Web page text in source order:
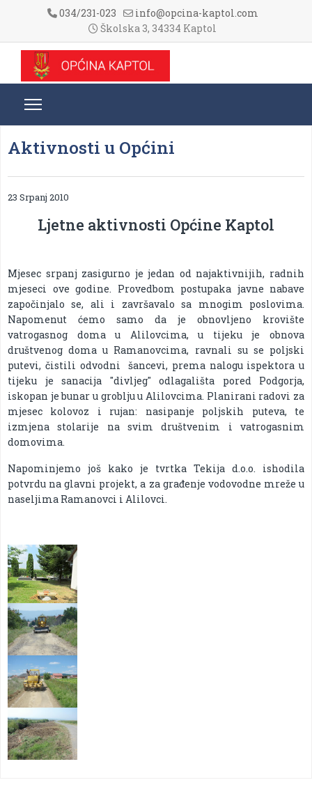
034/231-023
info@opcina-kaptol.com
Školska 3, 34334 Kaptol
Aktivnosti u Općini
23 Srpanj 2010
Ljetne aktivnosti Općine Kaptol
Mjesec srpanj zasigurno je jedan od najaktivnijih, radnih
mjeseci ove godine. Provedbom postupaka javne nabave
započinjalo se, ali i završavalo sa mnogim poslovima.
Napomenut ćemo samo da je obnovljeno krovište
vatrogasnog doma u Alilovcima, u tijeku je obnova
društvenog doma u Ramanovcima, ravnali su se poljski
putevi, čistili odvodni šancevi, prema nalogu ispektora u
tijeku je sanacija "divljeg" odlagališta pored Podgorja,
iskopan je bunar u groblju u Alilovcima. Planirani radovi za
mjesec kolovoz i rujan: nasipanje poljskih puteva, te
izmjena stolarije na svim društvenim i vatrogasnim
domovima.
Napominjemo još kako je tvrtka Tekija d.o.o. ishodila
potvrdu na glavni projekt, a za građenje vodovodne mreže u
naseljima Ramanovci i Alilovci.